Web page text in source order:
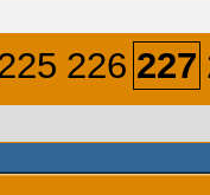
226 227